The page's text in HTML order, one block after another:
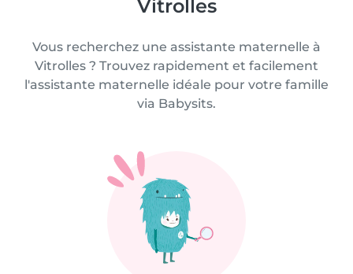
Vitrolles
Vous recherchez une assistante maternelle à
Vitrolles ? Trouvez rapidement et facilement
l'assistante maternelle idéale pour votre famille
via Babysits.